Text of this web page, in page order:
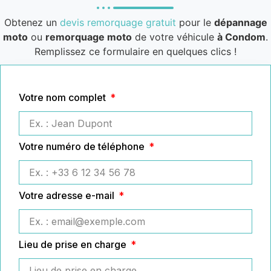
Obtenez un devis remorquage gratuit pour le dépannage
moto ou remorquage moto de votre véhicule à Condom.
Remplissez ce formulaire en quelques clics !
Votre nom complet
Votre numéro de téléphone
Votre adresse e-mail
Lieu de prise en charge